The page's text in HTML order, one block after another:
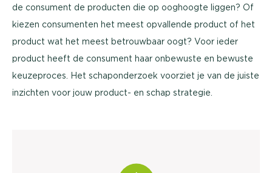
de consument de producten die op ooghoogte liggen? Of
kiezen consumenten het meest opvallende product of het
product wat het meest betrouwbaar oogt? Voor ieder
product heeft de consument haar onbewuste en bewuste
keuzeproces. Het schaponderzoek voorziet je van de juiste
inzichten voor jouw product- en schap strategie.